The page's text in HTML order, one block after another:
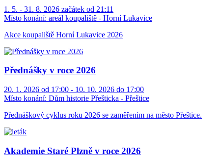
1. 5. - 31. 8. 2026 začátek od 21:11
Místo konání: areál koupaliště - Horní Lukavice
Akce koupaliště Horní Lukavice 2026
Přednášky v roce 2026
20. 1. 2026 od 17:00 - 10. 10. 2026 do 17:00
Místo konání: Dům historie Přešticka - Přeštice
Přednáškový cyklus roku 2026 se zaměřením na město Přeštice.
Akademie Staré Plzně v roce 2026